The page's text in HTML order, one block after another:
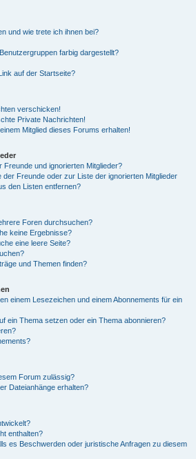
und wie trete ich ihnen bei?
farbig dargestellt?
auf der Startseite?
verschicken!
Private Nachrichten!
Mitglied dieses Forums erhalten!
Freunde und ignorierten Mitglieder?
der Freunde oder zur Liste der ignorierten Mitglieder
den Listen entfernen?
Foren durchsuchen?
keine Ergebnisse?
eine leere Seite?
und Themen finden?
einem Lesezeichen und einem Abonnements für ein
ein Thema setzen oder ein Thema abonnieren?
Forum zulässig?
Dateianhänge erhalten?
enthalten?
es Beschwerden oder juristische Anfragen zu diesem